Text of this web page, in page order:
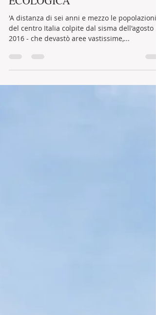
SISMA 2016: AL VIA
RACCOLTA FONDI PER LA
DONAZIONE DI UNA
STRUTTURA ABITATIVA
ECOLOGICA
'A distanza di sei anni e mezzo le popolazioni